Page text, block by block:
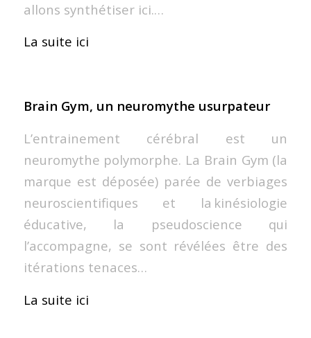
allons synthétiser ici.…
La suite ici
Brain Gym, un neuromythe usurpateur
L’entrainement cérébral est un
neuromythe polymorphe. La Brain Gym (la
marque est déposée) parée de verbiages
neuroscientifiques et la kinésiologie
éducative, la pseudoscience qui
l’accompagne, se sont révélées être des
itérations tenaces…
La suite ici